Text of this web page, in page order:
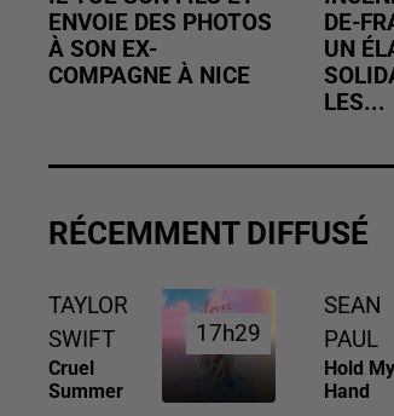
ENVOIE DES PHOTOS
À SON EX-
COMPAGNE À NICE
DE-
UN
LES...
RÉCEMMENT DIFFUSÉ
TAYLOR
SWIFT
Cruel
Summer
17h29
17h29
SEAN
PAUL
Hold My
Hand